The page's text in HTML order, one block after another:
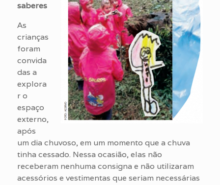
saberes
As
crianças
foram
convida
das a
explora
r o
espaço
externo,
após
um dia chuvoso, em um momento que a chuva
tinha cessado. Nessa ocasião, elas não
receberam nenhuma consigna e não utilizaram
acessórios e vestimentas que seriam necessárias